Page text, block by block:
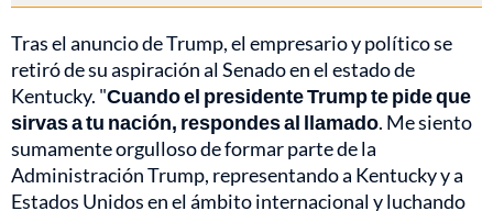
Tras el anuncio de Trump, el empresario y político se
retiró de su aspiración al Senado en el estado de
Kentucky. "Cuando el presidente Trump te pide que
sirvas a tu nación, respondes al llamado. Me siento
sumamente orgulloso de formar parte de la
Administración Trump, representando a Kentucky y a
Estados Unidos en el ámbito internacional y luchando